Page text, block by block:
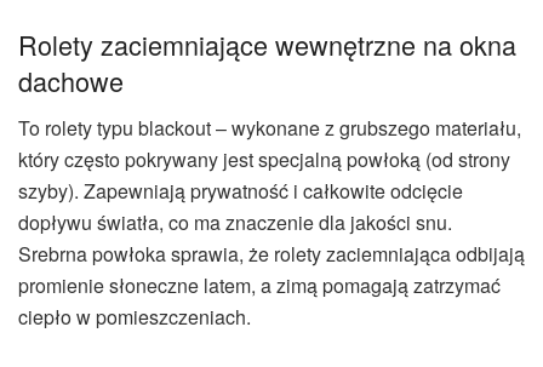
Rolety zaciemniające wewnętrzne na okna
dachowe
To rolety typu blackout – wykonane z grubszego materiału,
który często pokrywany jest specjalną powłoką (od strony
szyby). Zapewniają prywatność i całkowite odcięcie
dopływu światła, co ma znaczenie dla jakości snu.
Srebrna powłoka sprawia, że rolety zaciemniająca odbijają
promienie słoneczne latem, a zimą pomagają zatrzymać
ciepło w pomieszczeniach.